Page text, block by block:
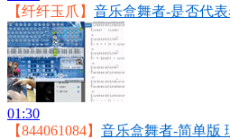
【纤纤玉爪】 音乐盒舞者-是否代
01:30
【844061084】 音乐盒舞者-简单版